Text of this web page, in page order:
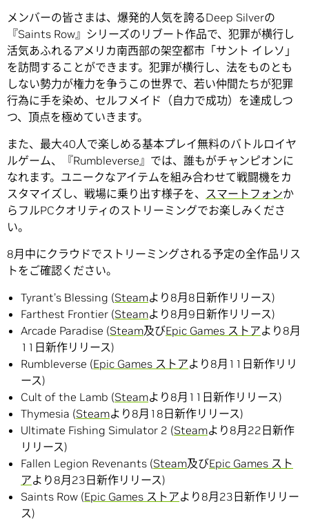
メンバーの皆さまは、爆発的人気を誇るDeep Silverの
『Saints Row』シリーズのリブート作品で、犯罪が横行し
活気あふれるアメリカ南西部の架空都市「サント イレソ」
を訪問することができます。犯罪が横行し、法をものとも
しない勢力が権力を争うこの世界で、若い仲間たちが犯罪
行為に手を染め、セルフメイド（自力で成功）を達成しつ
つ、頂点を極めていきます。
また、最大40人で楽しめる基本プレイ無料のバトルロイヤ
ルゲーム、『Rumbleverse』では、誰もがチャンピオンに
なれます。ユニークなアイテムを組み合わせて戦闘機をカ
スタマイズし、戦場に乗り出す様子を、 スマートフォンか
らフルPCクオリティのストリーミングでお楽しみくださ
い。
8月中にクラウドでストリーミングされる予定の全作品リス
トをご確認ください。
Tyrant’s Blessing (Steamより8月8日新作リリース)
Farthest Frontier (Steamより8月9日新作リリース)
Arcade Paradise (Steam及びEpic Games ストアより8月
11日新作リリース)
Rumbleverse (Epic Games ストアより8月11日新作リリ
ース)
Cult of the Lamb (Steamより8月11日新作リリース)
Thymesia (Steamより8月18日新作リリース)
Ultimate Fishing Simulator 2 (Steamより8月22日新作
リリース)
Fallen Legion Revenants (Steam及びEpic Games スト
アより8月23日新作リリース)
Saints Row (Epic Games ストアより8月23日新作リリー
ス)